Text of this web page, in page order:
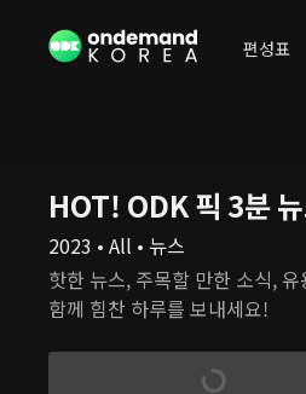
편성표
HOT! ODK 픽 3분
2023 • All • 뉴스
핫한 뉴스, 주목할 만한 소식,
함께 힘찬 하루를 보내세요!